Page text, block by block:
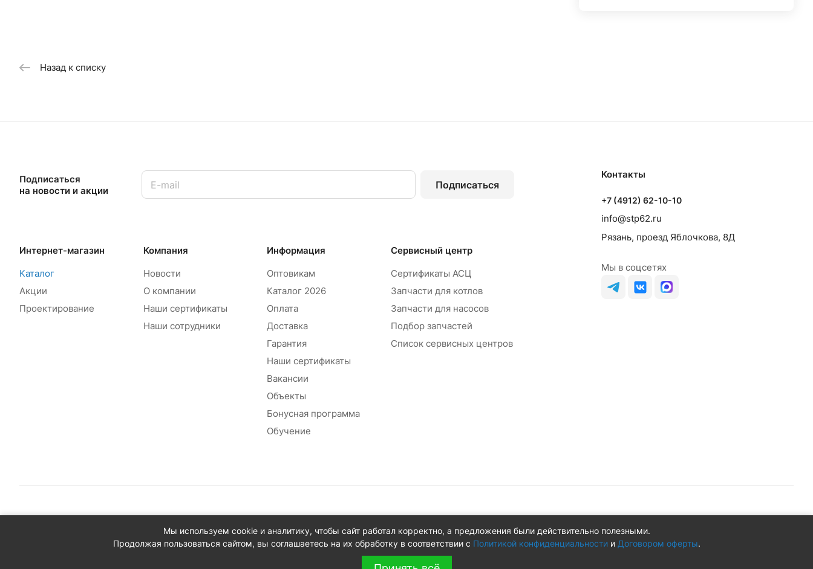
Назад к списку
Подписаться
на новости и акции
Подписаться
Интернет-магазин
Каталог
Акции
Проектирование
Компания
Новости
О компании
Наши сертификаты
Наши сотрудники
Информация
Оптовикам
Каталог 2026
Оплата
Доставка
Гарантия
Наши сертификаты
Вакансии
Объекты
Бонусная программа
Обучение
Сервисный центр
Сертификаты АСЦ
Запчасти для котлов
Запчасти для насосов
Подбор запчастей
Список сервисных центров
Контакты
+7 (4912) 62-10-10
info@stp62.ru
Рязань, проезд Яблочкова, 8Д
Мы в соцсетях
© 2026 Сантехплюс: Интернет-магазин отопления, водоснабжения
Юридический адрес: 390023, г. Рязань, проезд Яблочкова, д.8Ж
ИНН/КПП: 6230087631/623001001
Мы используем cookie и аналитику, чтобы сайт работал корректно, а предложения были действительно полезными.
Продолжая пользоваться сайтом, вы соглашаетесь на их обработку в соответствии с Политикой конфиденциальностии Договором оферты.